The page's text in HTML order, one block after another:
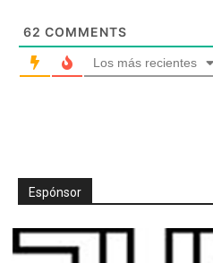
62 COMMENTS
Los más recientes
Espónsor